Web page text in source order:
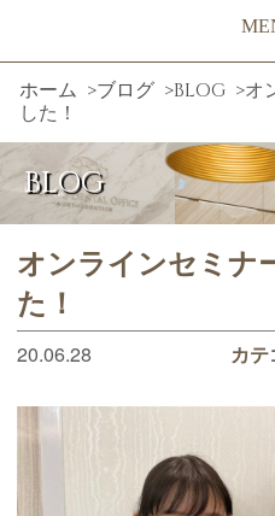
ホーム >ブログ >BLOG >オ
した！
BLOG
オンラインセミナ
た！
20.06.28 カテ